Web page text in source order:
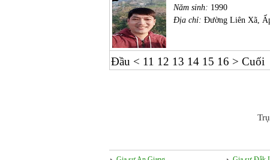
Năm sinh: 1990
Địa chỉ: Đường Liên Xã,
Đầu < 11 12 13 14 15 16 > Cuối